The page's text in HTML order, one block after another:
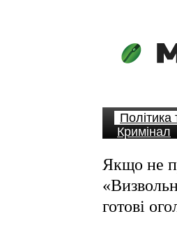
Кримінал
Якщо не
готові